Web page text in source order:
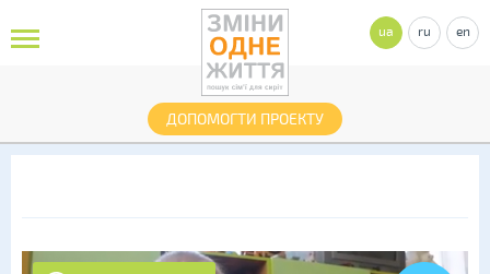
ДОПОМОГТИ ПРОЕКТУ
ua ru en